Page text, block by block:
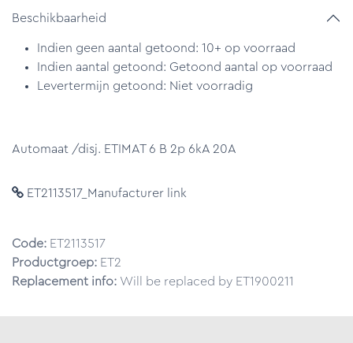
Beschikbaarheid
Indien geen aantal getoond: 10+ op voorraad
Indien aantal getoond: Getoond aantal op voorraad
Levertermijn getoond: Niet voorradig
Automaat /disj. ETIMAT 6 B 2p 6kA 20A
ET2113517_Manufacturer link
Code: ET2113517
Productgroep: ET2
Replacement info: Will be replaced by ET1900211